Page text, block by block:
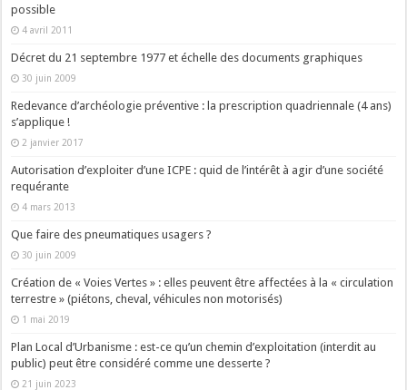
possible
4 avril 2011
Décret du 21 septembre 1977 et échelle des documents graphiques
30 juin 2009
Redevance d’archéologie préventive : la prescription quadriennale (4 ans)
s’applique !
2 janvier 2017
Autorisation d’exploiter d’une ICPE : quid de l’intérêt à agir d’une société
requérante
4 mars 2013
Que faire des pneumatiques usagers ?
30 juin 2009
Création de « Voies Vertes » : elles peuvent être affectées à la « circulation
terrestre » (piétons, cheval, véhicules non motorisés)
1 mai 2019
Plan Local d’Urbanisme : est-ce qu’un chemin d’exploitation (interdit au
public) peut être considéré comme une desserte ?
21 juin 2023